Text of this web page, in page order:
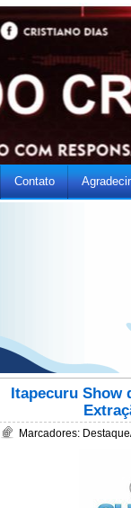
Contato
Itapecuru Show
Marcadores: